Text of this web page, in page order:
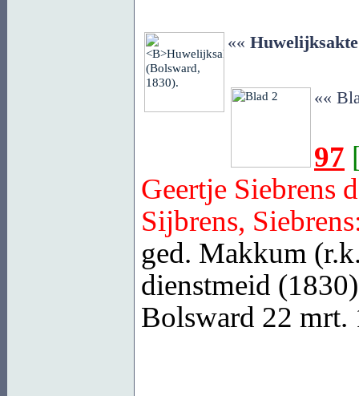
«« Huwelijksakte
««
97
Geertje Siebrens
Sijbrens,
ged. Makkum
dienstmeid
Bolsward 22 mrt.